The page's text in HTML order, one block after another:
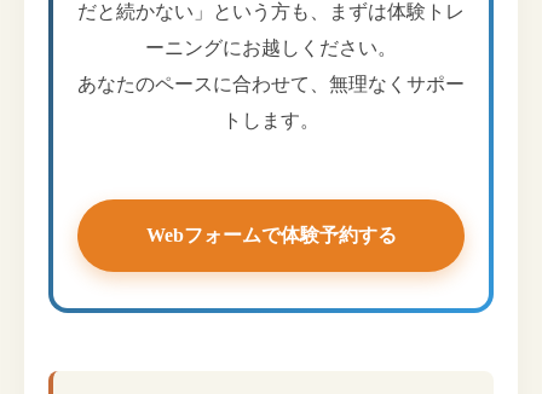
だと続かない」という方も、まずは体験トレ
ーニングにお越しください。
あなたのペースに合わせて、無理なくサポー
トします。
Webフォームで体験予約する